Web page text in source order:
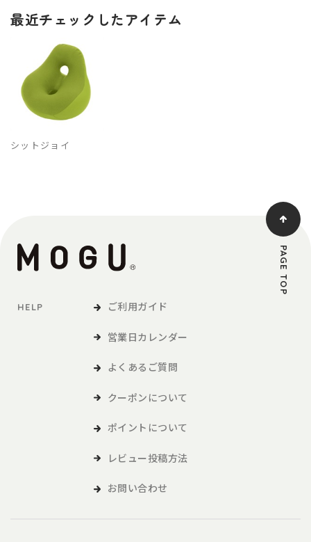
最近チェックしたアイテム
シットジョイ
HELP ご利用ガイド
営業日カレンダー
よくあるご質問
クーポンについて
ポイントについて
レビュー投稿方法
お問い合わせ
PAGE TOP